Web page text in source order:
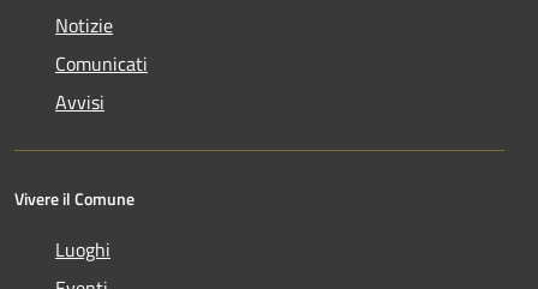
Notizie
Comunicati
Avvisi
Vivere il Comune
Luoghi